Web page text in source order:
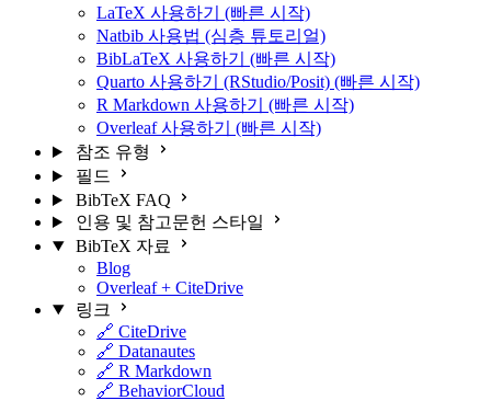
LaTeX 사용하기 (빠른 시작)
Natbib 사용법 (심층 튜토리얼)
BibLaTeX 사용하기 (빠른 시작)
Quarto 사용하기 (RStudio/Posit) (빠른 시작)
R Markdown 사용하기 (빠른 시작)
Overleaf 사용하기 (빠른 시작)
참조 유형
필드
BibTeX FAQ
인용 및 참고문헌 스타일
BibTeX 자료
Blog
Overleaf + CiteDrive
링크
🔗 CiteDrive
🔗 Datanautes
🔗 R Markdown
🔗 BehaviorCloud